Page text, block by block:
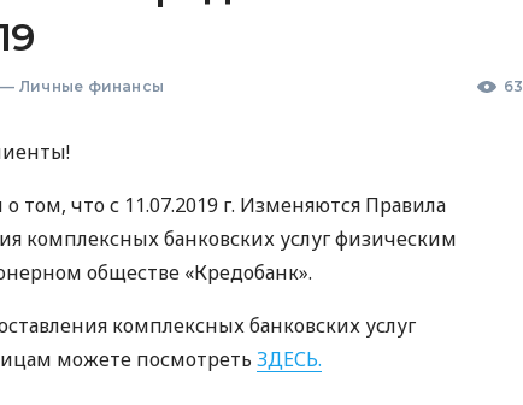
— Личные финансы 63
том, что с 11.07.2019 г. Изменяются Правила
комплексных банковских услуг физическим
обществе «Кредобанк».
комплексных банковских услуг
можете посмотреть ЗДЕСЬ.